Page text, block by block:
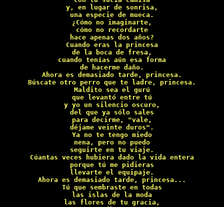
y, en lugar de sonrisa,
una especie de mueca.
¿Cómo no imaginarte,
cómo no recordarte
hace apenas dos años?
Cuando eras la princesa
de la boca de fresa,
cuando tenías aún esa forma
de hacerme daño.
Ahora es demasiado tarde, princesa.
Búscate otro perro que te ladre, princesa.
Maldito sea el gurú
que levantó entre tú
y yo un silencio oscuro,
del que ya sólo sales
para decirme, "vale,
déjame veinte duros".
Ya no te tengo miedo
nena, pero no puedo
seguirte en tu viaje.
Cúantas veces hubiera dado la vida entera
porque tú me pidieras
llevarte el equipaje.
Ahora es demasiado tarde, princesa...
Tú que sembraste en todas
las islas de la moda
las flores de tu gracia,